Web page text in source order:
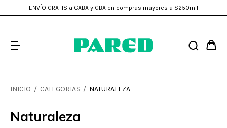
ENVÍO GRATIS a CABA y GBA en compras mayores a $250mil
INICIO / CATEGORIAS / NATURALEZA
Naturaleza